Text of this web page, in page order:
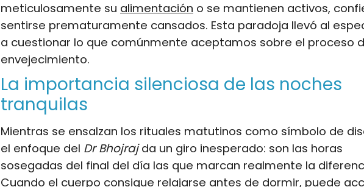
meticulosamente su alimentación o se mantienen activos,
sentirse prematuramente cansados. Esta paradoja llevó al
a cuestionar lo que comúnmente aceptamos sobre el proceso
envejecimiento.
La importancia silenciosa de las noches
tranquilas
Mientras se ensalzan los rituales matutinos como símbolo de
el enfoque del Dr Bhojrajda un giro inesperado: son las horas
sosegadas del final del día las que marcan realmente la
Cuando el cuerpo consigue relajarse antes de dormir, puede